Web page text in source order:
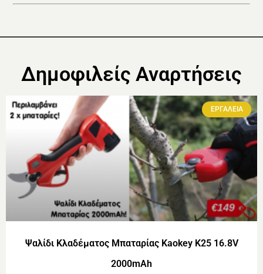
Δημοφιλείς Αναρτήσεις
ΕΡΓΑΛΕΙΑ
Ψαλίδι Κλαδέματος Μπαταρίας Kaokey K25 16.8V
2000mAh